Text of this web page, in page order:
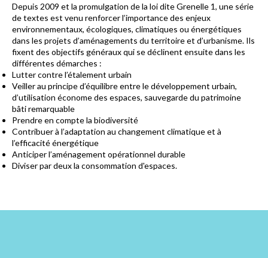
Depuis 2009 et la promulgation de la loi dite Grenelle 1, une série
de textes est venu renforcer l’importance des enjeux
environnementaux, écologiques, climatiques ou énergétiques
dans les projets d’aménagements du territoire et d’urbanisme. Ils
fixent des objectifs généraux qui se déclinent ensuite dans les
différentes démarches :
Lutter contre l’étalement urbain
Veiller au principe d’équilibre entre le développement urbain,
d’utilisation économe des espaces, sauvegarde du patrimoine
bâti remarquable
Prendre en compte la biodiversité
Contribuer à l’adaptation au changement climatique et à
l’efficacité énergétique
Anticiper l’aménagement opérationnel durable
Diviser par deux la consommation d'espaces.